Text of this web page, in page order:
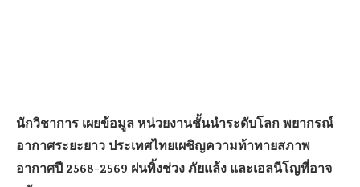
นักวิชาการ เผยข้อมูล หน่วยงานชั้นนำระดับโลก พยากรณ์
อากาศระยะยาว ประเทศไทยเผชิญความท้าทายสภาพ
อากาศปี 2568-2569 ฝนทิ้งช่วง ภัยแล้ง และเอลนีโญที่อาจ